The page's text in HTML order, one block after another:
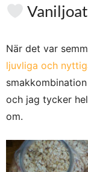
När det var
ljuvliga och
och jag tycker
om.